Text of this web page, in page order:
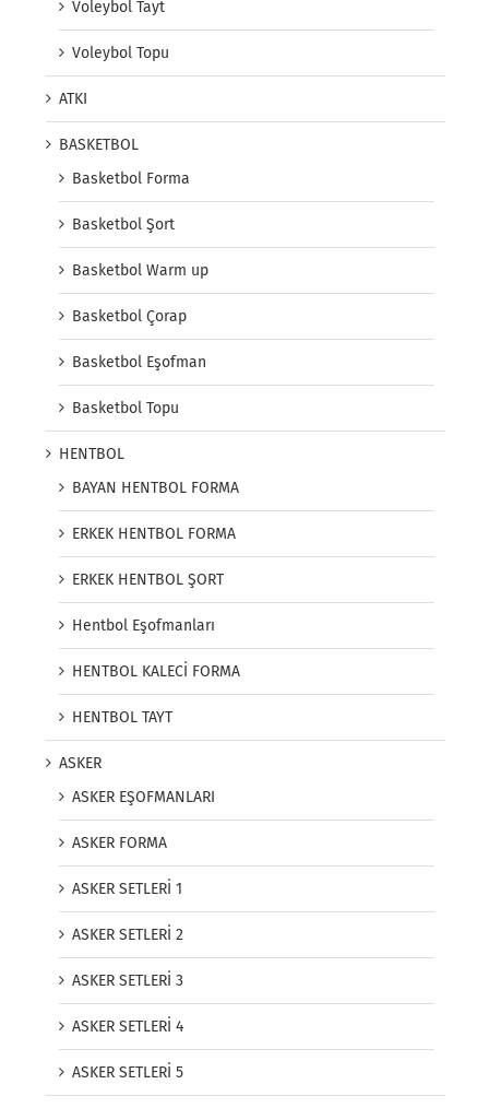
Voleybol Tayt
Voleybol Topu
ATKI
BASKETBOL
Basketbol Forma
Basketbol Şort
Basketbol Warm up
Basketbol Çorap
Basketbol Eşofman
Basketbol Topu
HENTBOL
BAYAN HENTBOL FORMA
ERKEK HENTBOL FORMA
ERKEK HENTBOL ŞORT
Hentbol Eşofmanları
HENTBOL KALECİ FORMA
HENTBOL TAYT
ASKER
ASKER EŞOFMANLARI
ASKER FORMA
ASKER SETLERİ 1
ASKER SETLERİ 2
ASKER SETLERİ 3
ASKER SETLERİ 4
ASKER SETLERİ 5